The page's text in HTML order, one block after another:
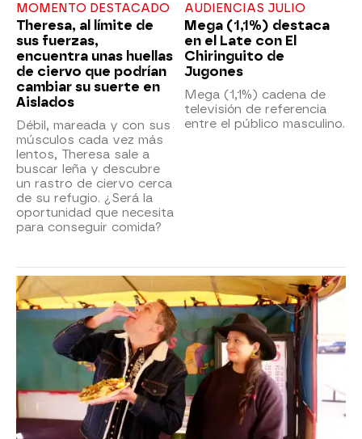
MOMENTO DESTACADO
Theresa, al límite de
sus fuerzas,
encuentra unas huellas
de ciervo que podrían
cambiar su suerte en
Aislados
Débil, mareada y con sus
músculos cada vez más
lentos, Theresa sale a
buscar leña y descubre
un rastro de ciervo cerca
de su refugio. ¿Será la
oportunidad que necesita
para conseguir comida?
AUDIENCIAS JULIO
Mega (1,1%) destaca
en el Late con El
Chiringuito de
Jugones
Mega (1,1%) cadena de
televisión de referencia
entre el público masculino.